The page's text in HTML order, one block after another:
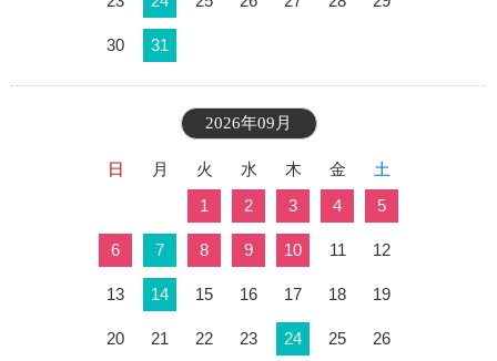
30 31
2026年09月
日 月 火 水 木 金
土
1
2 3 4 5
6 7 8 9 10 11 12
13 14 15 16 17 18 19
20 21 22 23 24 25 26